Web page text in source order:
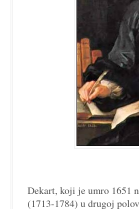
Dekart, koji je umro 1651
(1713-1784) u drugoj